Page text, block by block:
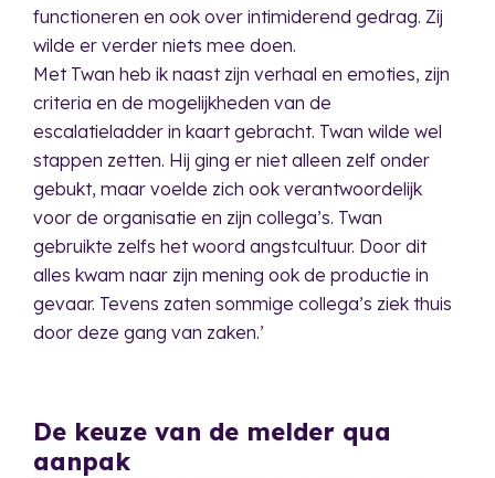
functioneren en ook over intimiderend gedrag. Zij
wilde er verder niets mee doen.
Met Twan heb ik naast zijn verhaal en emoties, zijn
criteria en de mogelijkheden van de
escalatieladder in kaart gebracht. Twan wilde wel
stappen zetten. Hij ging er niet alleen zelf onder
gebukt, maar voelde zich ook verantwoordelijk
voor de organisatie en zijn collega’s. Twan
gebruikte zelfs het woord angstcultuur. Door dit
alles kwam naar zijn mening ook de productie in
gevaar. Tevens zaten sommige collega’s ziek thuis
door deze gang van zaken.’
De keuze van de melder qua
aanpak